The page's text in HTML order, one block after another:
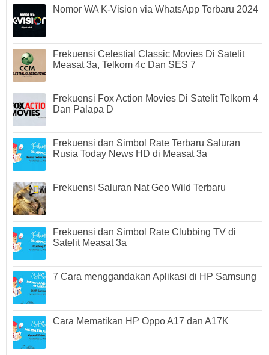
Nomor WA K-Vision via WhatsApp Terbaru 2024
Frekuensi Celestial Classic Movies Di Satelit
Measat 3a, Telkom 4c Dan SES 7
Frekuensi Fox Action Movies Di Satelit Telkom 4
Dan Palapa D
Frekuensi dan Simbol Rate Terbaru Saluran
Rusia Today News HD di Measat 3a
Frekuensi Saluran Nat Geo Wild Terbaru
Frekuensi dan Simbol Rate Clubbing TV di
Satelit Measat 3a
7 Cara menggandakan Aplikasi di HP Samsung
Cara Mematikan HP Oppo A17 dan A17K